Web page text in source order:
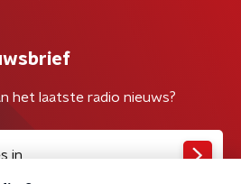
het laatste radio nieuws?